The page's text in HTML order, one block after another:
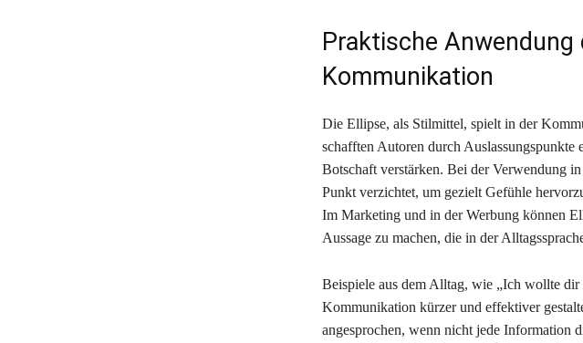
Praktische Anwendung
Kommunikation
Die Ellipse, als Stilmittel, spielt in der
schafften Autoren durch Auslassungspunkte
Botschaft verstärken. Bei der Verwendung
Punkt verzichtet, um gezielt Gefühle
Im Marketing und in der Werbung können
Aussage zu machen, die in der
Beispiele aus dem Alltag, wie „Ich wollte
Kommunikation kürzer und effektiver
angesprochen, wenn nicht jede Information